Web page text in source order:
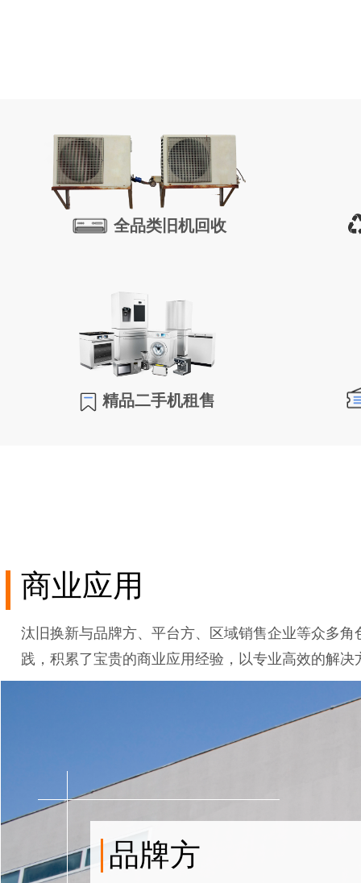
全品类旧机回收
精品二手机租售
商业应用
汰旧换新与品牌方、平台方、区域销售企业等众多
践，积累了宝贵的商业应用经验，以专业高效的解决
品牌方